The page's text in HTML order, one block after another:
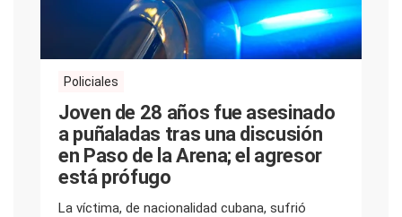
Policiales
Joven de 28 años fue asesinado
a puñaladas tras una discusión
en Paso de la Arena; el agresor
está prófugo
La víctima, de nacionalidad cubana, sufrió